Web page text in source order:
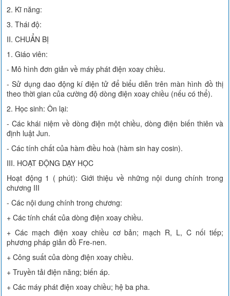
2. Kĩ năng:
3. Thái độ:
II. CHUẨN BỊ
1. Giáo viên:
- Mô hình đơn giản về máy phát điện xoay chiều.
- Sử dụng dao động kí điện tử để biểu diễn trên màn hình đồ thị
theo thời gian của cường độ dòng điện xoay chiều (nếu có thể).
2. Học sinh: Ôn lại:
- Các khái niệm về dòng điện một chiều, dòng điện biến thiên và
định luật Jun.
- Các tính chất của hàm điều hoà (hàm sin hay cosin).
III. HOẠT ĐỘNG DẠY HỌC
Hoạt động 1 ( phút): Giới thiệu về những nội dung chính trong
chương III
- Các nội dung chính trong chương:
+ Các tính chất của dòng điện xoay chiều.
+ Các mạch điện xoay chiều cơ bản; mạch R, L, C nối tiếp;
phương pháp giản đồ Fre-nen.
+ Công suất của dòng điện xoay chiều.
+ Truyền tải điện năng; biến áp.
+ Các máy phát điện xoay chiều; hệ ba pha.